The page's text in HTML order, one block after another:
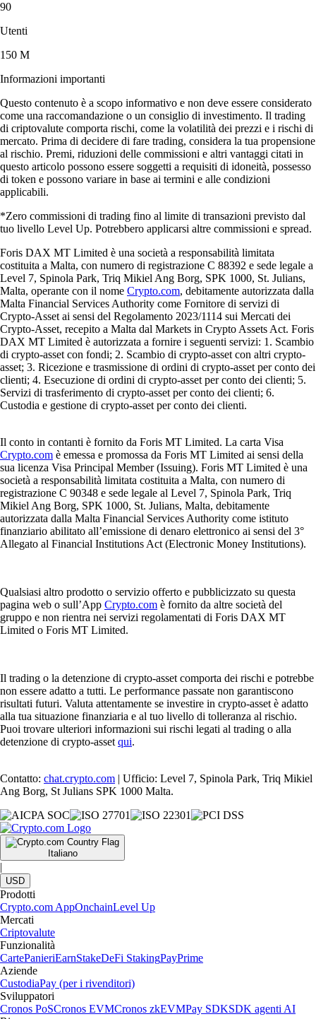
90
Utenti
150 M
Informazioni importanti
Questo contenuto è a scopo informativo e non deve essere considerato
come una raccomandazione o un consiglio di investimento. Il trading
di criptovalute comporta rischi, come la volatilità dei prezzi e i rischi di
mercato. Prima di decidere di fare trading, considera la tua propensione
al rischio. Premi, riduzioni delle commissioni e altri vantaggi citati in
questo articolo possono essere soggetti a requisiti di idoneità, possesso
di token e possono variare in base ai termini e alle condizioni
applicabili.
*Zero commissioni di trading fino al limite di transazioni previsto dal
tuo livello Level Up. Potrebbero applicarsi altre commissioni e spread.
Foris DAX MT Limited è una società a responsabilità limitata
costituita a Malta, con numero di registrazione C 88392 e sede legale a
Level 7, Spinola Park, Triq Mikiel Ang Borg, SPK 1000, St. Julians,
Malta, operante con il nome Crypto.com, debitamente autorizzata dalla
Malta Financial Services Authority come Fornitore di servizi di
Crypto-Asset ai sensi del Regolamento 2023/1114 sui Mercati dei
Crypto-Asset, recepito a Malta dal Markets in Crypto Assets Act. Foris
DAX MT Limited è autorizzata a fornire i seguenti servizi: 1. Scambio
di crypto-asset con fondi; 2. Scambio di crypto-asset con altri crypto-
asset; 3. Ricezione e trasmissione di ordini di crypto-asset per conto dei
clienti; 4. Esecuzione di ordini di crypto-asset per conto dei clienti; 5.
Servizi di trasferimento di crypto-asset per conto dei clienti; 6.
Custodia e gestione di crypto-asset per conto dei clienti.
Il conto in contanti è fornito da Foris MT Limited. La carta Visa
Crypto.com è emessa e promossa da Foris MT Limited ai sensi della
sua licenza Visa Principal Member (Issuing). Foris MT Limited è una
società a responsabilità limitata costituita a Malta, con numero di
registrazione C 90348 e sede legale al Level 7, Spinola Park, Triq
Mikiel Ang Borg, SPK 1000, St. Julians, Malta, debitamente
autorizzata dalla Malta Financial Services Authority come istituto
finanziario abilitato all’emissione di denaro elettronico ai sensi del 3°
Allegato al Financial Institutions Act (Electronic Money Institutions).
Qualsiasi altro prodotto o servizio offerto e pubblicizzato su questa
pagina web o sull’App Crypto.com è fornito da altre società del
gruppo e non rientra nei servizi regolamentati di Foris DAX MT
Limited o Foris MT Limited.
Il trading o la detenzione di crypto-asset comporta dei rischi e potrebbe
non essere adatto a tutti. Le performance passate non garantiscono
risultati futuri. Valuta attentamente se investire in crypto-asset è adatto
alla tua situazione finanziaria e al tuo livello di tolleranza al rischio.
Puoi trovare ulteriori informazioni sui rischi legati al trading o alla
detenzione di crypto-asset qui.
Contatto: chat.crypto.com | Ufficio: Level 7, Spinola Park, Triq Mikiel
Ang Borg, St Julians SPK 1000 Malta.
Italiano
|
USD
Prodotti
Crypto.com AppOnchainLevel Up
Mercati
Criptovalute
Funzionalità
CartePanieriEarnStakeDeFi StakingPayPrime
Aziende
CustodiaPay (per i rivenditori)
Sviluppatori
Cronos PoSCronos EVMCronos zkEVMPay SDKSDK agenti AI